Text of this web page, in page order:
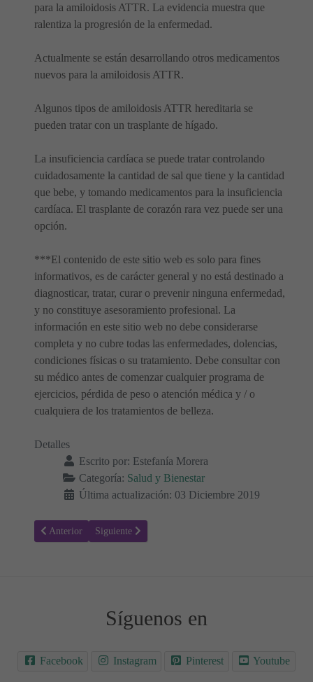
para la amiloidosis ATTR. La evidencia muestra que
ralentiza la progresión de la enfermedad.
Actualmente se están desarrollando otros medicamentos
nuevos para la amiloidosis ATTR.
Algunos tipos de amiloidosis ATTR hereditaria se
pueden tratar con un trasplante de hígado.
La insuficiencia cardíaca se puede tratar controlando
cuidadosamente la cantidad de sal que tiene y la cantidad
que bebe, y tomando medicamentos para la insuficiencia
cardíaca. El trasplante de corazón rara vez puede ser una
opción.
***El contenido de este sitio web es solo para fines
informativos, es de carácter general y no está destinado a
diagnosticar, tratar, curar o prevenir ninguna enfermedad,
y no constituye asesoramiento profesional. La
información en este sitio web no debe considerarse
completa y no cubre todas las enfermedades, dolencias,
condiciones físicas o su tratamiento. Debe consultar con
su médico antes de comenzar cualquier programa de
ejercicios, pérdida de peso o atención médica y / o
cualquiera de los tratamientos de belleza.
Detalles
Escrito por: Estefanía Morera
Categoría: Salud y Bienestar
Última actualización: 03 Diciembre 2019
Artículo anterior: Lo que necesita saber sobre osteoporosis y
Anterior Artículo siguiente: Osteomielitis - Causas, síntomas y
Siguiente
Síguenos en
Facebook Instagram Pinterest Youtube